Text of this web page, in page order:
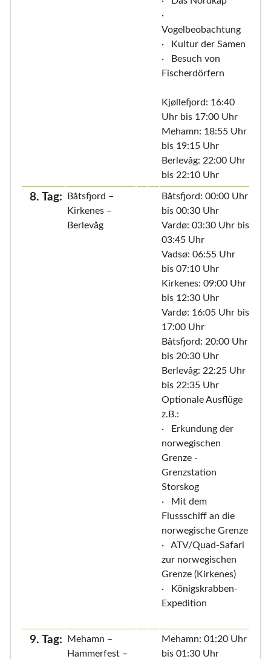
·
Vogelbeobachtung
· Kultur der Samen
· Besuch von
Fischerdörfern
Kjøllefjord: 16:40
Uhr bis 17:00 Uhr
Mehamn: 18:55 Uhr
bis 19:15 Uhr
Berlevåg: 22:00 Uhr
bis 22:10 Uhr
8. Tag:
Båtsfjord –
Kirkenes –
Berlevåg
Båtsfjord: 00:00 Uhr
bis 00:30 Uhr
Vardø: 03:30 Uhr bis
03:45 Uhr
Vadsø: 06:55 Uhr
bis 07:10 Uhr
Kirkenes: 09:00 Uhr
bis 12:30 Uhr
Vardø: 16:05 Uhr bis
17:00 Uhr
Båtsfjord: 20:00 Uhr
bis 20:30 Uhr
Berlevåg: 22:25 Uhr
bis 22:35 Uhr
Optionale Ausflüge
z.B.:
· Erkundung der
norwegischen
Grenze -
Grenzstation
Storskog
· Mit dem
Flussschiff an die
norwegische Grenze
· ATV/Quad-Safari
zur norwegischen
Grenze (Kirkenes)
· Königskrabben-
Expedition
9. Tag:
Mehamn –
Hammerfest –
Mehamn: 01:20 Uhr
bis 01:30 Uhr